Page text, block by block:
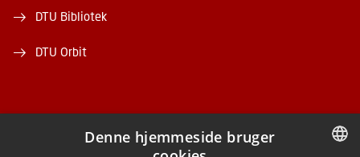
DTU Bibliotek
DTU Orbit
Denne hjemmeside bruger